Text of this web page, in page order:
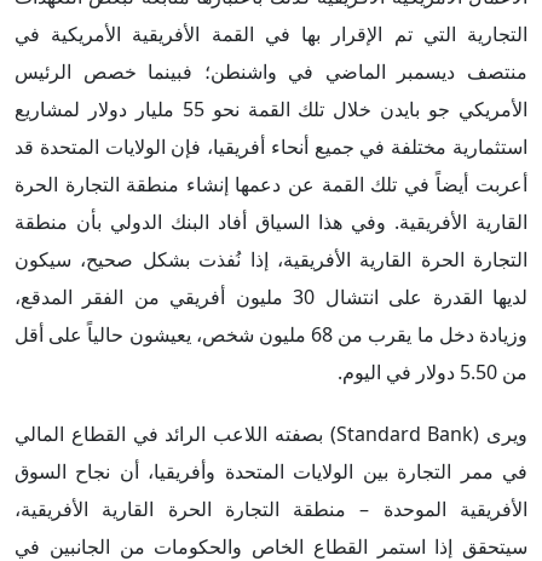
التجارية التي تم الإقرار بها في القمة الأفريقية الأمريكية في
منتصف ديسمبر الماضي في واشنطن؛ فبينما خصص الرئيس
الأمريكي جو بايدن خلال تلك القمة نحو 55 مليار دولار لمشاريع
استثمارية مختلفة في جميع أنحاء أفريقيا، فإن الولايات المتحدة قد
أعربت أيضاً في تلك القمة عن دعمها إنشاء منطقة التجارة الحرة
القارية الأفريقية. وفي هذا السياق أفاد البنك الدولي بأن منطقة
التجارة الحرة القارية الأفريقية، إذا نُفذت بشكل صحيح، سيكون
لديها القدرة على انتشال 30 مليون أفريقي من الفقر المدقع،
وزيادة دخل ما يقرب من 68 مليون شخص، يعيشون حالياً على أقل
من 5.50 دولار في اليوم.
ويرى (Standard Bank) بصفته اللاعب الرائد في القطاع المالي
في ممر التجارة بين الولايات المتحدة وأفريقيا، أن نجاح السوق
الأفريقية الموحدة – منطقة التجارة الحرة القارية الأفريقية،
سيتحقق إذا استمر القطاع الخاص والحكومات من الجانبين في